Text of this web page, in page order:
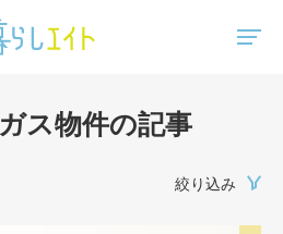
ス物件の記事
絞り込み